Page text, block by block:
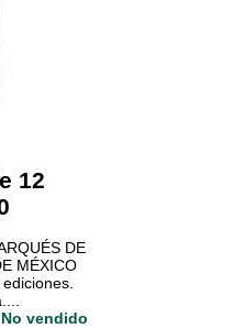
12
DE
MÉXICO
No vendido